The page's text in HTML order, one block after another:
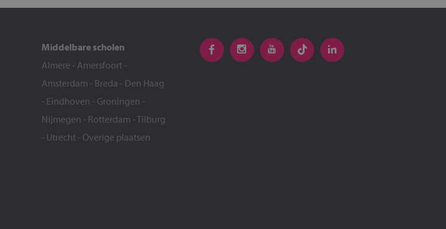
Middelbare scholen
Almere - Amersfoort -
Amsterdam - Breda - Den Haag
- Eindhoven - Groningen -
Nijmegen - Rotterdam -Tilburg
- Utrecht - Overige plaatsen